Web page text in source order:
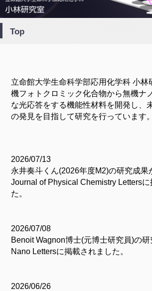
Top
立命館大学生命科学部応用化学科 小林
機フォトクロミック化合物から無機ナ
な光応答をする機能性材料を開発し、
の発見を目指して研究を行っています。
2026/07/13
永井奏斗くん(2026年度M2)の研究成果
Journal of Physical Chemistry Lettersに
た。
2026/07/08
Benoit Wagnon博士(元博士研究員)の
Nano Lettersに掲載されました。
2026/06/26